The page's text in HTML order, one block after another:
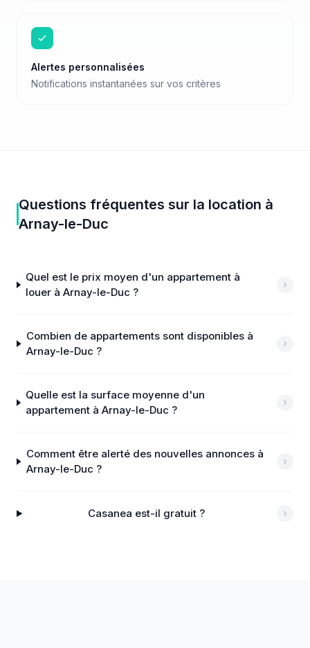
Alertes personnalisées
Notifications instantanées sur vos critères
Questions fréquentes sur la location à
Arnay-le-Duc
Quel est le prix moyen d'un appartement à
louer à Arnay-le-Duc ?
Combien de appartements sont disponibles à
Arnay-le-Duc ?
Quelle est la surface moyenne d'un
appartement à Arnay-le-Duc ?
Comment être alerté des nouvelles annonces à
Arnay-le-Duc ?
Casanea est-il gratuit ?